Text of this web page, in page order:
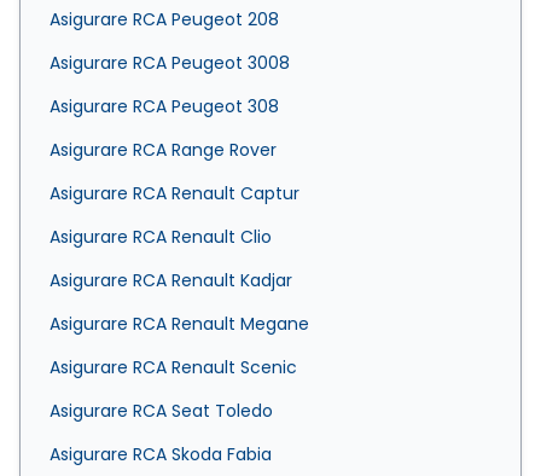
Asigurare RCA Peugeot 208
Asigurare RCA Peugeot 3008
Asigurare RCA Peugeot 308
Asigurare RCA Range Rover
Asigurare RCA Renault Captur
Asigurare RCA Renault Clio
Asigurare RCA Renault Kadjar
Asigurare RCA Renault Megane
Asigurare RCA Renault Scenic
Asigurare RCA Seat Toledo
Asigurare RCA Skoda Fabia